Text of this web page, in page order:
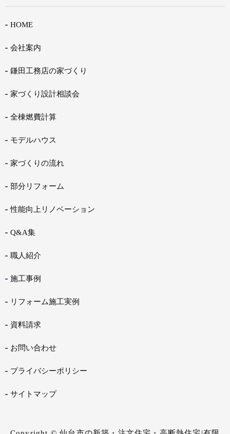
HOME
会社案内
鎌田工務店の家づくり
家づくり設計相談会
全棟燃費計算
モデルハウス
家づくりの流れ
部分リフォーム
性能向上リノベーション
Q&A集
職人紹介
施工事例
リフォーム施工実例
資料請求
お問い合わせ
プライバシーポリシー
サイトマップ